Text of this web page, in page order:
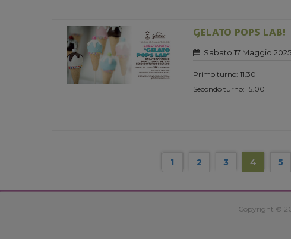
GELATO POPS LAB!
Sabato 17 Maggio 2025
Primo turno: 11.30
Secondo turno: 15.00
1 2 3 4 5
Copyright ©